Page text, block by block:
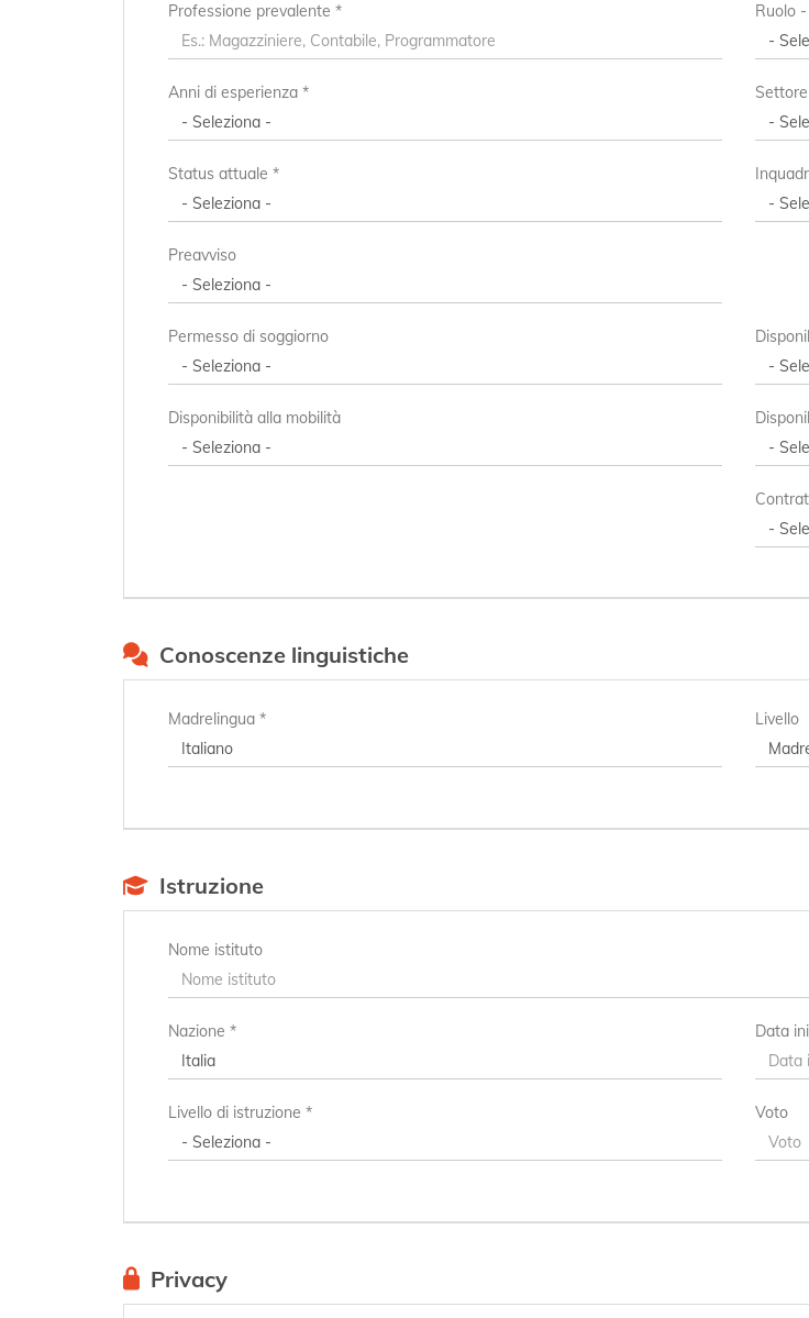
Professione prevalente * Ruolo
Anni di esperienza *
Status attuale *
Preavviso
Permesso di soggiorno
Disponibilità alla mobilità
Conoscenze linguistiche
Madrelingua * Livello
Istruzione
Nome istituto
Nazione *
Livello di istruzione *
Data
Data di
Voto
Privacy